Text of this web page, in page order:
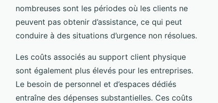
nombreuses sont les périodes où les clients ne
peuvent pas obtenir d’assistance, ce qui peut
conduire à des situations d’urgence non résolues.
Les coûts associés au support client physique
sont également plus élevés pour les entreprises.
Le besoin de personnel et d’espaces dédiés
entraîne des dépenses substantielles. Ces coûts